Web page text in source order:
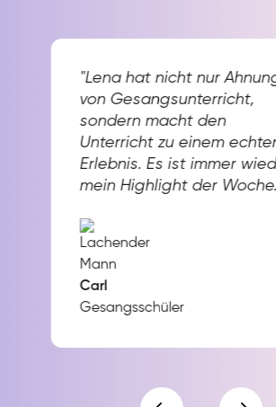
"Lena hat nicht nur
von Gesangsunterricht,
sondern macht den
Unterricht zu einem
Erlebnis. Es ist immer
mein Highlight der
Carl
Gesangsschüler